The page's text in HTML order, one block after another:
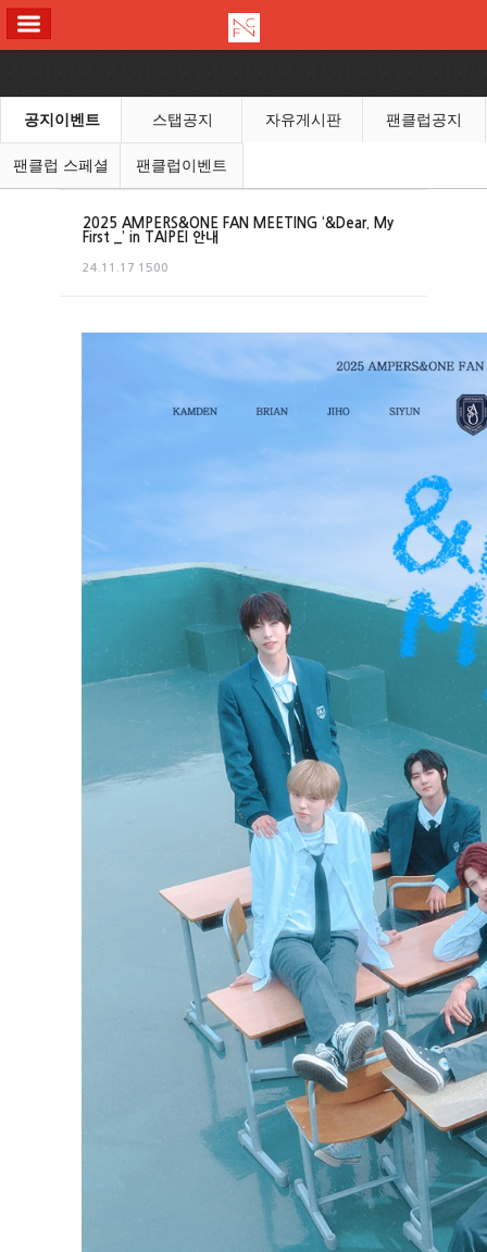
공지이벤트 스탭공지 자유게시판 팬클럽공지
팬클럽 스페셜 팬클럽이벤트
2025 AMPERS&ONE FAN MEETING ‘&Dear. My
First _’ in TAIPEI 안내
24.11.17 1500